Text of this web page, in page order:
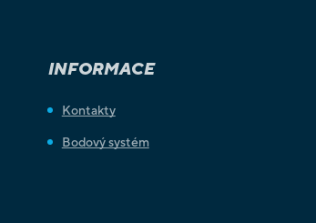
INFORMACE
Kontakty
Bodový systém